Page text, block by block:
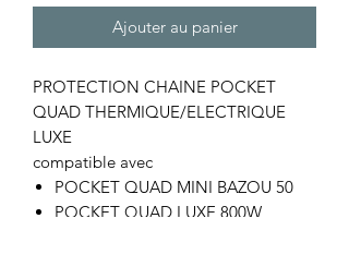
Ajouter au panier
PROTECTION CHAINE POCKET
QUAD THERMIQUE/ELECTRIQUE
LUXE
compatible avec
POCKET QUAD MINI BAZOU 50
POCKET QUAD LUXE 800W